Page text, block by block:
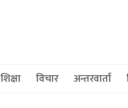
शिक्षा विचार अन्तरवार्ता